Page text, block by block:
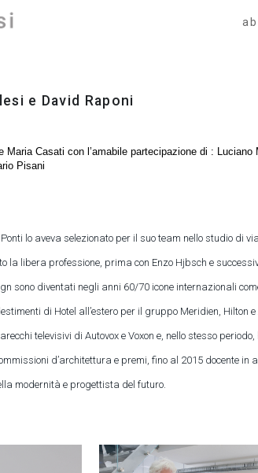
e David Raponi
Maria Casati con l’amabile partecipazione di :
Pisani
lo aveva selezionato per il suo team nello studio
la libera professione, prima con Enzo Hjbsch e
sono diventati negli anni 60/70 icone internazionali
di Hotel all’estero per il gruppo Meridien,
televisivi di Autovox e Voxon e, nello stesso
d’architettura e premi, fino al 2015 docente
modernità e progettista del futuro.